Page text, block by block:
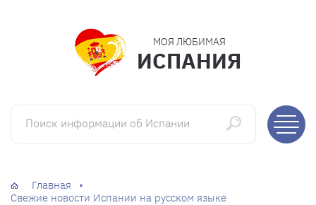
МОЯ ЛЮБИМАЯ
ИСПАНИЯ
Поиск информации об Испании
Главная
Свежие новости Испании на русском языке